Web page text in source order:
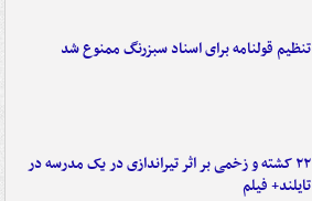
تنظیم قولنامه برای اسناد سبزرنگ ممنوع شد
۲۲ کشته و زخمی بر اثر تیراندازی در یک مدرسه در
تایلند+ فیلم